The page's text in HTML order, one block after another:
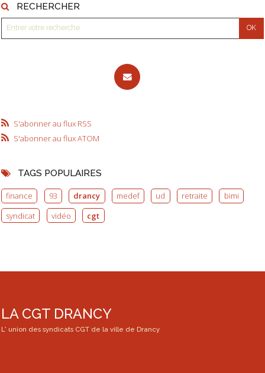
RECHERCHER
S'abonner au flux RSS
S'abonner au flux ATOM
TAGS POPULAIRES
finance 93 drancy medef ud retraite
bimi
syndicat
vidéo cgt
LA CGT DRANCY
L' union des syndicats CGT de la ville de Drancy